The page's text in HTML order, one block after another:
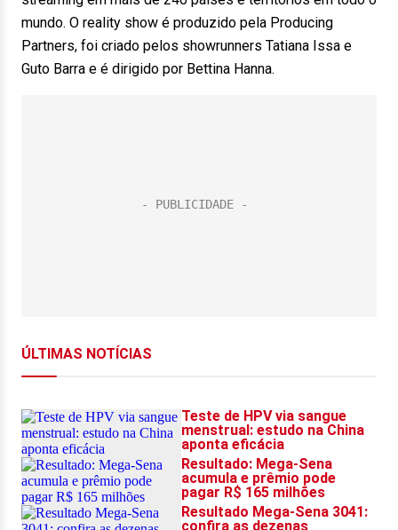
mundo. O reality show é produzido pela Producing
Partners, foi criado pelos showrunners Tatiana Issa e
Guto Barra e é dirigido por Bettina Hanna.